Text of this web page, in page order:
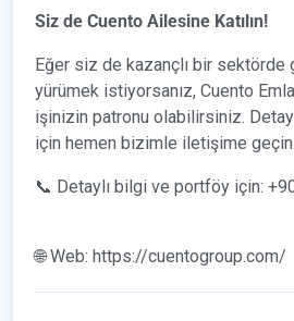
Siz de Cuento Ailesine Katılın!
Eğer siz de kazançlı bir sektörde
yürümek istiyorsanız, Cuento
işinizin patronu olabilirsiniz.
için hemen bizimle iletişime geçin.
📞 Detaylı bilgi ve portföy için:
🌐 Web: https://cuentogroup.com/